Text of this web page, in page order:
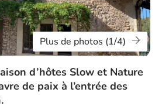
Plus de photos (1/4)
d’hôtes Slow et Nature
de paix à l’entrée des